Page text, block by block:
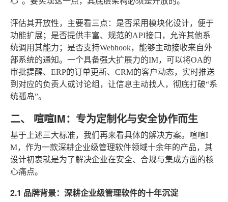
评估其开放性，主要看三点：是否采用模块化设计，便于
功能扩展；是否提供丰富、规范的API接口，允许其他系
统调用其能力；是否支持Webhook，能够主动接收来自外
部系统的通知。一个具备强大扩展力的IM，可以将OA的
审批提醒、ERP的订单更新、CRM的客户动态，实时推送
到对应的负责人或讨论组，让信息主动找人，彻底打破“系
统孤岛”。
二、 喧喧IM：专为定制化与安全协作而生
基于上述三大标准，我们再来看具体的解决方案。喧喧I
M，作为一款深耕企业级管理软件领域十余年的产品，其
设计初衷就是为了解决企业在安全、合规与集成方面的核
心痛点。
2.1 品牌背景：深耕企业级管理软件的十年沉淀